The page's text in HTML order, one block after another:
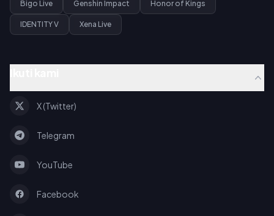
Bigo Live Genshin Impact Honor of Kings
IDENTITY V Xena Live
X (Twitter)
Telegram
YouTube
Facebook